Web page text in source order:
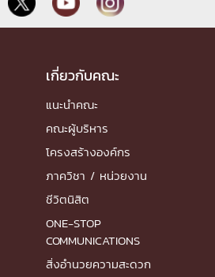
เกี่ยวกับคณะ
แนะนำคณะ
คณะผู้บริหาร
โครงสร้างองค์กร
ภาควิชา / หน่วยงาน
ชีวิตนิสิต
ONE-STOP
COMMUNICATIONS
สิ่งอำนวยความสะดวก